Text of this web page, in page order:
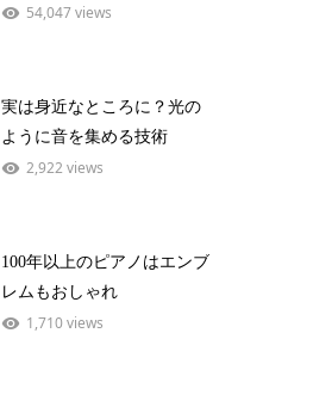
54,047 views
実は身近なところに？光の
ように音を集める技術
2,922 views
100年以上のピアノはエンブ
レムもおしゃれ
1,710 views